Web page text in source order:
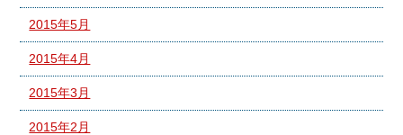
2015年5月
2015年4月
2015年3月
2015年2月